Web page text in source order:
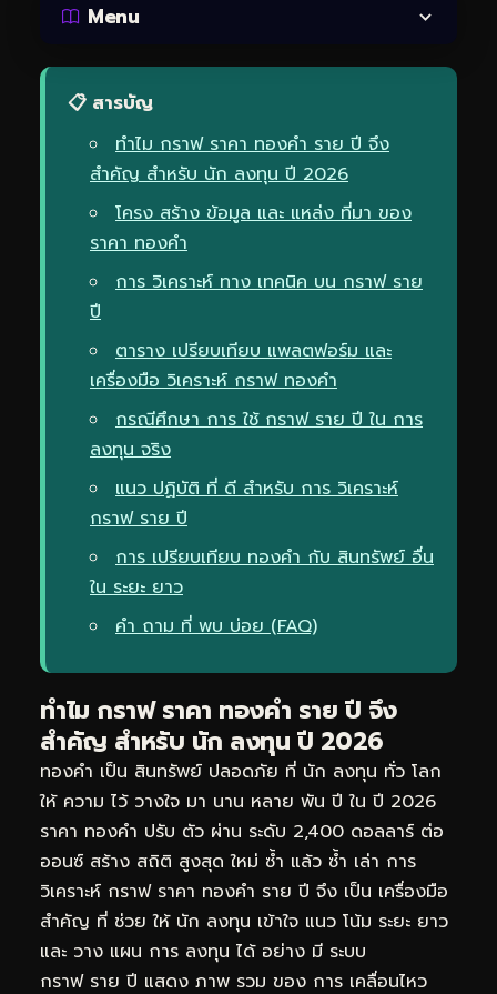
Menu
📋 สารบัญ
ทำไม กราฟ ราคา ทองคำ ราย ปี จึง
สำคัญ สำหรับ นัก ลงทุน ปี 2026
โครง สร้าง ข้อมูล และ แหล่ง ที่มา ของ
ราคา ทองคำ
การ วิเคราะห์ ทาง เทคนิค บน กราฟ ราย
ปี
ตาราง เปรียบเทียบ แพลตฟอร์ม และ
เครื่องมือ วิเคราะห์ กราฟ ทองคำ
กรณีศึกษา การ ใช้ กราฟ ราย ปี ใน การ
ลงทุน จริง
แนว ปฏิบัติ ที่ ดี สำหรับ การ วิเคราะห์
กราฟ ราย ปี
การ เปรียบเทียบ ทองคำ กับ สินทรัพย์ อื่น
ใน ระยะ ยาว
คำ ถาม ที่ พบ บ่อย (FAQ)
ทำไม กราฟ ราคา ทองคำ ราย ปี จึง
สำคัญ สำหรับ นัก ลงทุน ปี 2026
ทองคำ เป็น สินทรัพย์ ปลอดภัย ที่ นัก ลงทุน ทั่ว โลก
ให้ ความ ไว้ วางใจ มา นาน หลาย พัน ปี ใน ปี 2026
ราคา ทองคำ ปรับ ตัว ผ่าน ระดับ 2,400 ดอลลาร์ ต่อ
ออนซ์ สร้าง สถิติ สูงสุด ใหม่ ซ้ำ แล้ว ซ้ำ เล่า การ
วิเคราะห์ กราฟ ราคา ทองคำ ราย ปี จึง เป็น เครื่องมือ
สำคัญ ที่ ช่วย ให้ นัก ลงทุน เข้าใจ แนว โน้ม ระยะ ยาว
และ วาง แผน การ ลงทุน ได้ อย่าง มี ระบบ
กราฟ ราย ปี แสดง ภาพ รวม ของ การ เคลื่อนไหว